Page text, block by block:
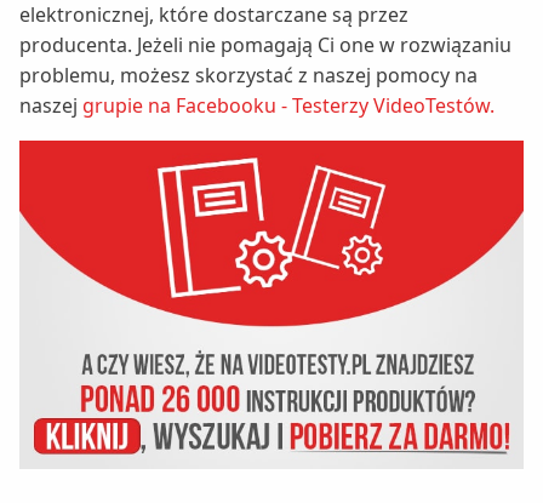
elektronicznej, które dostarczane są przez
producenta. Jeżeli nie pomagają Ci one w rozwiązaniu
problemu, możesz skorzystać z naszej pomocy na
naszej grupie na Facebooku - Testerzy VideoTestów.